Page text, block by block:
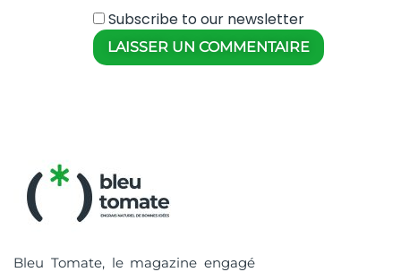
Subscribe to our newsletter
Bleu Tomate, le magazine engagé